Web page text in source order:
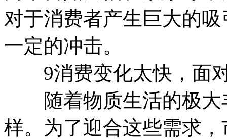
对于消费者产生巨大的
一定的冲击。
9消费变化太快，面
随着物质生活的极大
样。为了迎合这些需求